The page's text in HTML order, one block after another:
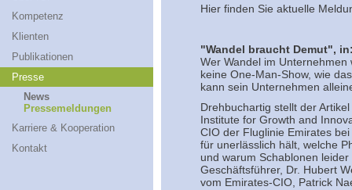
Hier finden Sie aktuelle
"Wandel braucht Demut",
Wer Wandel im
keine One-Man-Show, wie
kann sein Unternehmen
Drehbuchartig stellt der
Institute for Growth and
CIO der Fluglinie Emirates
für unerlässlich hält, welche
und warum Schablonen
Geschäftsführer, Dr. Hubert
vom Emirates-CIO, Patrick
Kompetenz
Klienten
Publikationen
Presse
News
Pressemeldungen
Karriere & Kooperation
Kontakt